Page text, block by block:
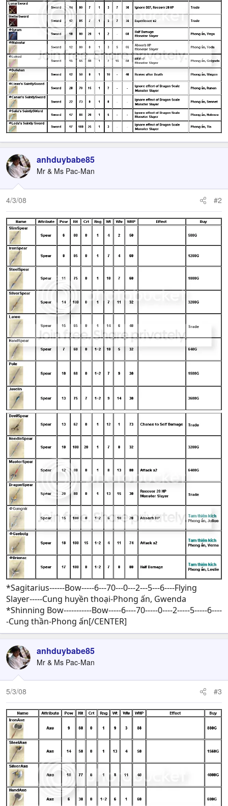
anhduybabe85
Mr & Ms Pac-Man
4/3/08 #2
*Sagitarius------Bow-----6---70---0---2---5---6----Flying
Slayer-----Cung huyền thoại-Phong ấn, Gwenda
*Shinning Bow-----------Bow-----6----70-----0----2-----5-----6----
-Cung thần-Phong ấn[/CENTER]
anhduybabe85
Mr & Ms Pac-Man
5/3/08 #3